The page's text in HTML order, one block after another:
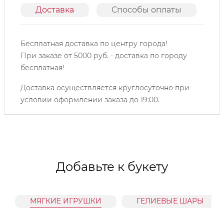
Доставка Способы оплаты
Бесплатная доставка по центру города!
При заказе от 5000 руб. - доставка по городу
бесплатная!
Доставка осуществляется круглосуточно при
условии оформлении заказа до 19:00.
Добавьте к букету
МЯГКИЕ ИГРУШКИ ГЕЛИЕВЫЕ ШАРЫ